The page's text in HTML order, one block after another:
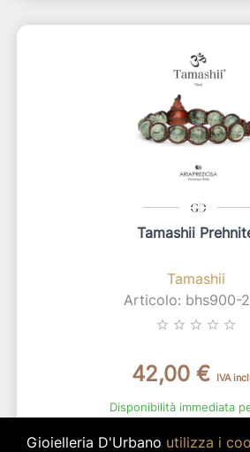
Tamashii
Tamashii
Articolo: bhs900-
star_border star_border star_border star_border star_border
42,00 € IVA
Disponibilità immediata
searchVISUALIZZA
Gioielleria D'Urbano utilizza i